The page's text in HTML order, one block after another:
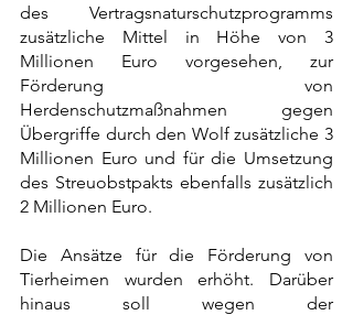
des Vertragsnaturschutzprogramms
zusätzliche Mittel in Höhe von 3
Millionen Euro vorgesehen, zur
Förderung von
Herdenschutzmaßnahmen gegen
Übergriffe durch den Wolf zusätzliche 3
Millionen Euro und für die Umsetzung
des Streuobstpakts ebenfalls zusätzlich
2 Millionen Euro.
Die Ansätze für die Förderung von
Tierheimen wurden erhöht. Darüber
hinaus soll wegen der